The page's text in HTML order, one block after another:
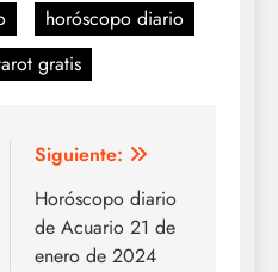
horóscopo diario
gratis
Siguiente:
Horóscopo diario
de Acuario 21 de
enero de 2024